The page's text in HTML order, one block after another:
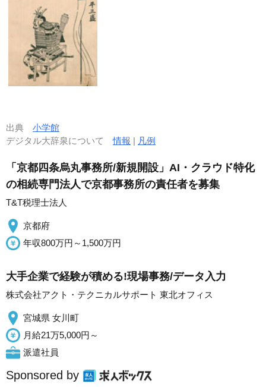
出典 小学館
デジタル大辞泉について情報 | 凡例
「京都四条烏丸事務所/新規開設」AI・クラウド特化
の相続専門法人で京都事務所の責任者を募集
T&T税理士法人
京都府
年収800万円～1,500万円
大手企業で経験が積める!現場事務/データ入力
株式会社アクト・テクニカルサポート 東北オフィス
宮城県 女川町
月給21万5,000円～
派遣社員
Sponsored by